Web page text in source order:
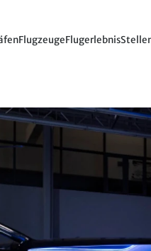
FlugzeugeFlugerlebnis